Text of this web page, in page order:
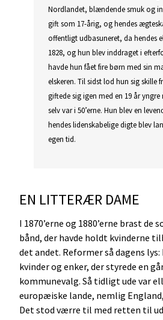
Nordlandet, blændende smuk og
gift som 17-årig, og hendes
offentligt udbasuneret, da hendes
1828, og hun blev inddraget i
havde hun fået fire børn med sin
elskeren. Til sidst lod hun sig skille
giftede sig igen med en 19 år
selv var i 50’erne. Hun blev en
hendes lidenskabelige digte blev
egen tid.
EN LITTERÆR DAME
I 1870’erne og 1880’erne brast de
bånd, der havde holdt kvinderne
det andet. Reformer så dagens lys:
kvinder og enker, der styrede en
kommunevalg. Så tidligt ude var
europæiske lande, nemlig
Det stod værre til med retten til